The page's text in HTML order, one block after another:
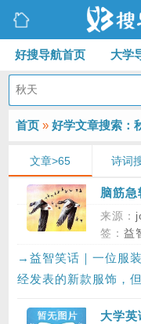
好搜导航首页 大学
首页 » 好学文章搜索：
文章>65 诗词
脑筋急
去？
来源：
签： 益
→益智笑话｜一位服
经发表的新款服饰，
大学英